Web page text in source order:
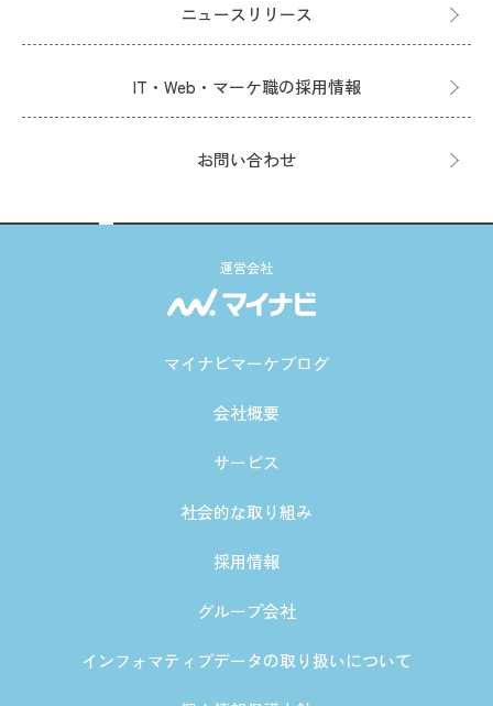
ニュースリリース
IT・Web・マーケ職の採用情報
お問い合わせ
運営会社
マイナビマーケブログ
会社概要
サービス
社会的な取り組み
採用情報
グループ会社
インフォマティブデータの取り扱いについて